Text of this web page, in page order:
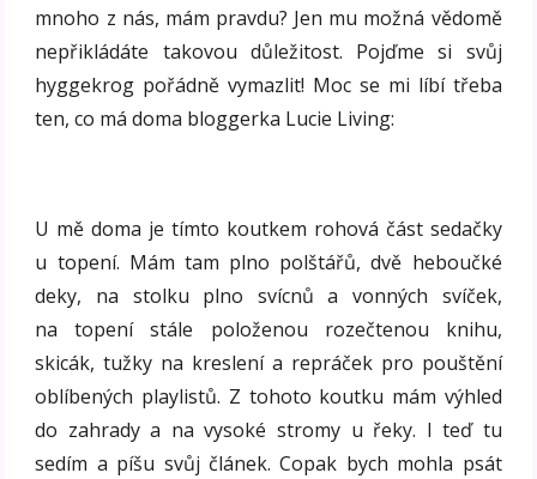
mnoho z nás, mám pravdu? Jen mu možná vědomě
nepřikládáte takovou důležitost. Pojďme si svůj
hyggekrog pořádně vymazlit! Moc se mi líbí třeba
ten, co má doma bloggerka Lucie Living:
U mě doma je tímto koutkem rohová část sedačky
u topení. Mám tam plno polštářů, dvě heboučké
deky, na stolku plno svícnů a vonných svíček,
na topení stále položenou rozečtenou knihu,
skicák, tužky na kreslení a repráček pro pouštění
oblíbených playlistů. Z tohoto koutku mám výhled
do zahrady a na vysoké stromy u řeky. I teď tu
sedím a píšu svůj článek. Copak bych mohla psát